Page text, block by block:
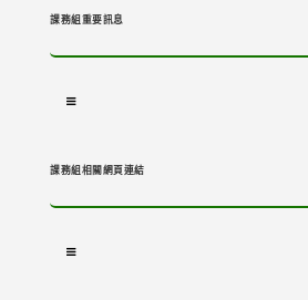
課務組重要訊息
課務組相關網頁連結